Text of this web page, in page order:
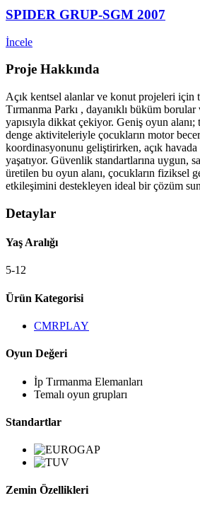
SPIDER GRUP-SGM 2007
İncele
Proje Hakkında
Açık kentsel alanlar ve konut projeleri için
Tırmanma Parkı , dayanıklı büküm borular
yapısıyla dikkat çekiyor. Geniş oyun alanı;
denge aktiviteleriyle çocukların motor
koordinasyonunu geliştirirken, açık
yaşatıyor. Güvenlik standartlarına uygun,
üretilen bu oyun alanı, çocukların fiziksel
etkileşimini destekleyen ideal bir çözüm
Detaylar
Yaş Aralığı
5-12
Ürün Kategorisi
CMRPLAY
Oyun Değeri
İp Tırmanma Elemanları
Temalı oyun grupları
Standartlar
Zemin Özellikleri